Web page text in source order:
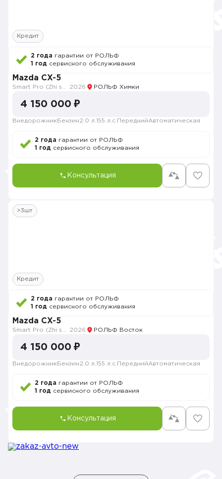
Кредит
2 года гарантии от РОЛЬФ
1 год сервисного обслуживания
Mazda CX-5
2026 РОЛЬФ Химки
4 150 000 ₽
Внедорожник Бензин2.0 л. 155 л.с. ПереднийАвтоматическая
2 года гарантии от РОЛЬФ
1 год сервисного обслуживания
Консультация
>3шт
Кредит
2 года гарантии от РОЛЬФ
1 год сервисного обслуживания
Mazda CX-5
2026 РОЛЬФ Восток
4 150 000 ₽
Внедорожник Бензин2.0 л. 155 л.с. ПереднийАвтоматическая
2 года гарантии от РОЛЬФ
1 год сервисного обслуживания
Консультация